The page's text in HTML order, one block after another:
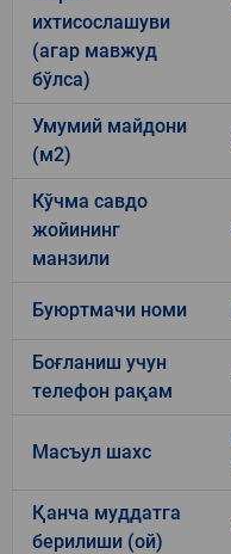
ихтисослашуви
(агар мавжуд
бўлса)
Умумий майдони
(м2)
Кўчма савдо
жойининг
манзили
Буюртмачи номи
Боғланиш учун
телефон рақам
Масъул шахс
Қанча муддатга
берилиши (ой)